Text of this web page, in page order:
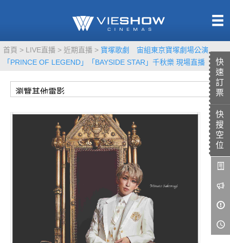
快
速
訂
票
快
搜
空
位
首頁 LIVE直播 近期直播
寶塚歌劇 宙組東京寶塚劇場公演
「PRINCE OF LEGEND」「BAYSIDE STAR」千秋樂 現場直播
熱售中
即將上映
TITAN SCREEN
MUCROWN
IMAX
VR 演唱會
GOLD CLASS
AD口述影像
LIVE演唱會
UNICORN